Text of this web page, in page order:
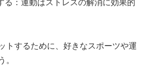
る：運動はストレスの解消に効果的
トするために、好きなスポーツや運
。